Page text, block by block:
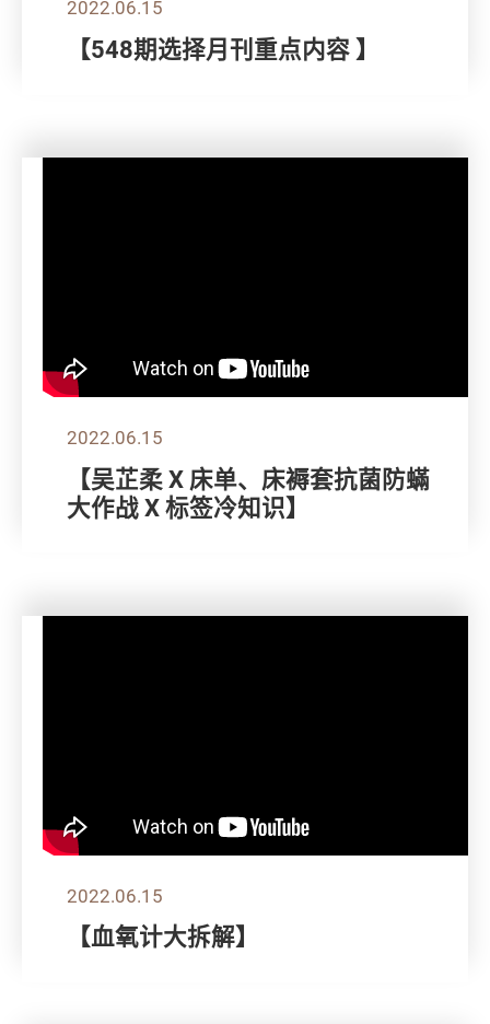
2022.06.15
【548期选择月刊重点内容 】
2022.06.15
【吴芷柔 X 床单、床褥套抗菌防蟎
大作战 X 标签冷知识】
2022.06.15
【血氧计大拆解】